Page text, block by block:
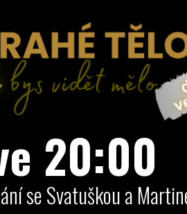
20:00
se Svatuškou a